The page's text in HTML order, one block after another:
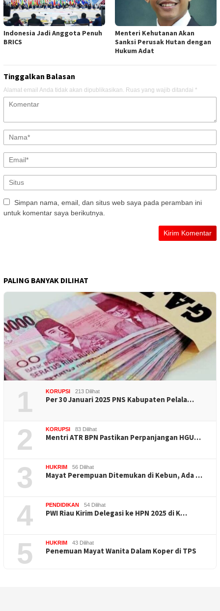
Indonesia Jadi Anggota Penuh
BRICS
Menteri Kehutanan Akan
Sanksi Perusak Hutan dengan
Hukum Adat
Tinggalkan Balasan
Alamat email Anda tidak akan dipublikasikan. Ruas yang wajib ditandai *
Simpan nama, email, dan situs web saya pada peramban ini
untuk komentar saya berikutnya.
PALING BANYAK DILIHAT
1 KORUPSI 213 Dilihat
Per 30 Januari 2025 PNS Kabupaten Pelala…
2 KORUPSI 83 Dilihat
Mentri ATR BPN Pastikan Perpanjangan HGU…
3 HUKRIM 56 Dilihat
Mayat Perempuan Ditemukan di Kebun, Ada …
4 PENDIDIKAN 54 Dilihat
PWI Riau Kirim Delegasi ke HPN 2025 di K…
5 HUKRIM 43 Dilihat
Penemuan Mayat Wanita Dalam Koper di TPS